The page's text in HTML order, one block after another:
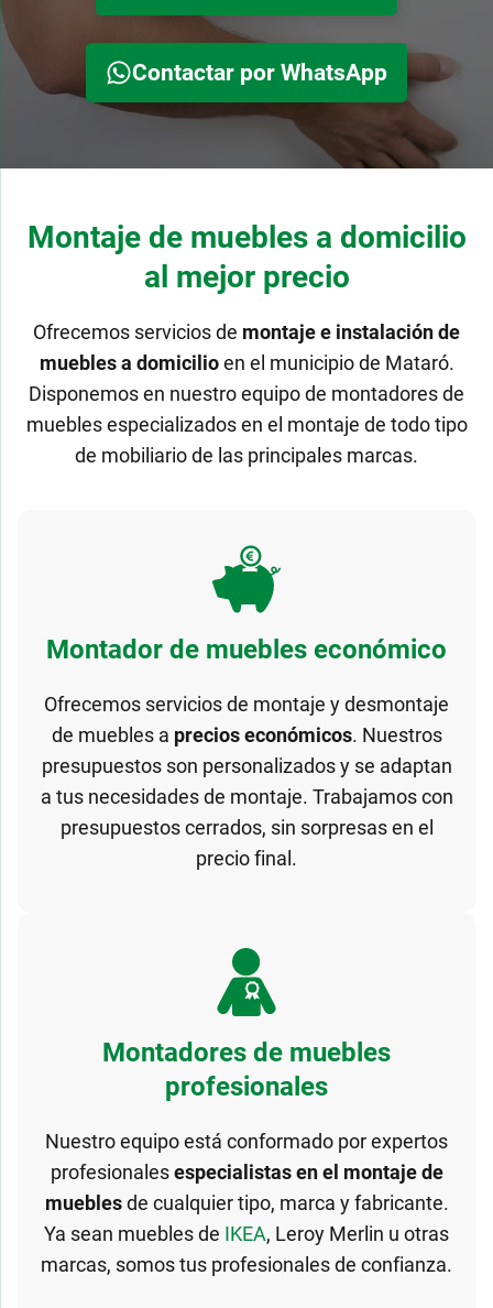
Contactar por WhatsApp
Montaje de muebles a domicilio
al mejor precio
Ofrecemos servicios de montaje e instalación de
muebles a domicilioen el municipio de Mataró.
Disponemos en nuestro equipo de montadores de
muebles especializados en el montaje de todo tipo
de mobiliario de las principales marcas.
Montador de muebles económico
Ofrecemos servicios de montaje y desmontaje
de muebles a precios económicos. Nuestros
presupuestos son personalizados y se adaptan
a tus necesidades de montaje. Trabajamos con
presupuestos cerrados, sin sorpresas en el
precio final.
Montadores de muebles
profesionales
Nuestro equipo está conformado por expertos
profesionalesespecialistas en el montaje de
mueblesde cualquier tipo, marca y fabricante.
Ya sean muebles de IKEA, Leroy Merlin u otras
marcas, somos tus profesionales de confianza.